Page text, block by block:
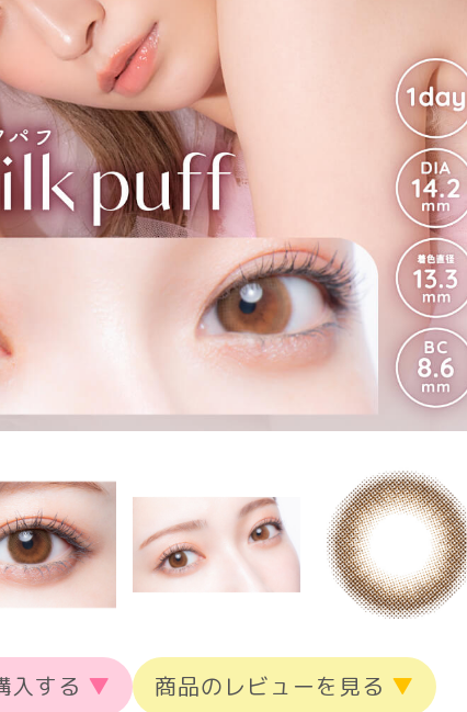
入する ▼ 商品のレビューを見る ▼